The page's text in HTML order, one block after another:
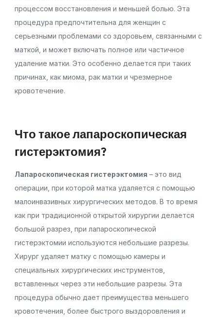
процессом восстановления и меньшей болью. Эта
процедура предпочтительна для женщин с
серьезными проблемами со здоровьем, связанными с
маткой, и может включать полное или частичное
удаление матки. Это особенно делается при таких
причинах, как миома, рак матки и чрезмерное
кровотечение.
Что такое лапароскопическая
гистерэктомия?
Лапароскопическая гистерэктомия – это вид
операции, при которой матка удаляется с помощью
малоинвазивных хирургических методов. В то время
как при традиционной открытой хирургии делается
большой разрез, при лапароскопической
гистерэктомии используются небольшие разрезы.
Хирург удаляет матку с помощью камеры и
специальных хирургических инструментов,
вставленных через эти небольшие разрезы. Эта
процедура обычно дает преимущества меньшего
кровотечения, более быстрого выздоровления и